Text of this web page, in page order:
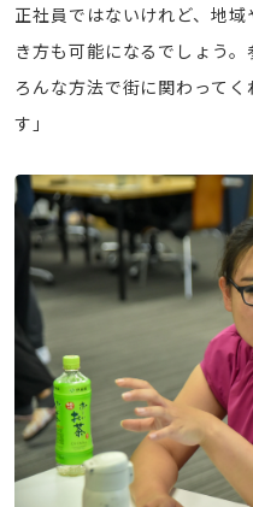
正社員ではないけれど、地
き方も可能になるでしょう
ろんな方法で街に関わって
す」